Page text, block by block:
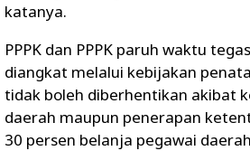
katanya.
PPPK dan PPPK paruh waktu
diangkat melalui kebijakan
tidak boleh diberhentikan akibat
daerah maupun penerapan
30 persen belanja pegawai